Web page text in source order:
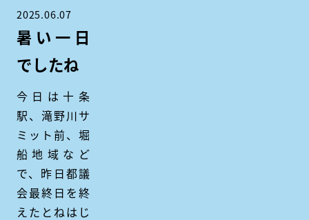
2025.06.07
暑い一日
でしたね
今日は十条
駅、滝野川サ
ミット前、堀
船地域など
で、昨日都議
会最終日を終
えたとねはじ